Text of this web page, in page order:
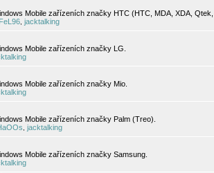
Mobile zařízeních značky HTC (HTC, MDA, XDA,
jacktalking
Mobile zařízeních značky LG.
Mobile zařízeních značky Mio.
Mobile zařízeních značky Palm (Treo).
jacktalking
Mobile zařízeních značky Samsung.